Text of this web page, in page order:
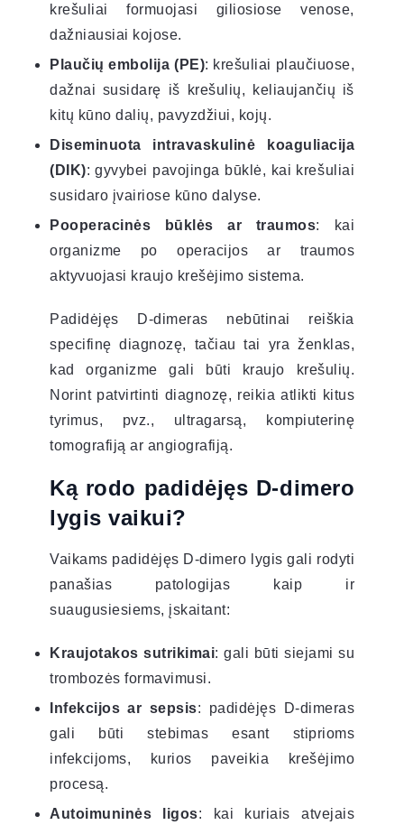
krešuliai formuojasi giliosiose venose,
dažniausiai kojose.
Plaučių embolija (PE): krešuliai plaučiuose,
dažnai susidarę iš krešulių, keliaujančių iš
kitų kūno dalių, pavyzdžiui, kojų.
Diseminuota intravaskulinė koaguliacija
(DIK): gyvybei pavojinga būklė, kai krešuliai
susidaro įvairiose kūno dalyse.
Pooperacinės būklės ar traumos: kai
organizme po operacijos ar traumos
aktyvuojasi kraujo krešėjimo sistema.
Padidėjęs D-dimeras nebūtinai reiškia
specifinę diagnozę, tačiau tai yra ženklas,
kad organizme gali būti kraujo krešulių.
Norint patvirtinti diagnozę, reikia atlikti kitus
tyrimus, pvz., ultragarsą, kompiuterinę
tomografiją ar angiografiją.
Ką rodo padidėjęs D-dimero
lygis vaikui?
Vaikams padidėjęs D-dimero lygis gali rodyti
panašias patologijas kaip ir
suaugusiesiems, įskaitant:
Kraujotakos sutrikimai: gali būti siejami su
trombozės formavimusi.
Infekcijos ar sepsis: padidėjęs D-dimeras
gali būti stebimas esant stiprioms
infekcijoms, kurios paveikia krešėjimo
procesą.
Autoimuninės ligos: kai kuriais atvejais